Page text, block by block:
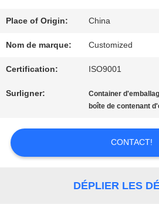
D'USINE
CONTRÔLE
DE
CONTACTEZ-
Place of Origin: China
Nom de marque: Customized
Certification: ISO9001
Surligner: Container
boîte de contenant
CONTACT!
DÉPLIER LES